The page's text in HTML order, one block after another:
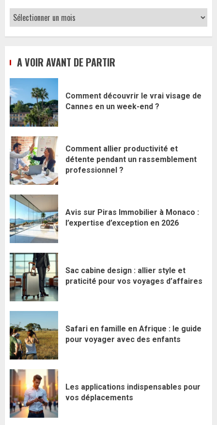
Archives
A VOIR AVANT DE PARTIR
Comment découvrir le vrai visage de
Cannes en un week-end ?
Comment allier productivité et
détente pendant un rassemblement
professionnel ?
Avis sur Piras Immobilier à Monaco :
l’expertise d’exception en 2026
Sac cabine design : allier style et
praticité pour vos voyages d’affaires
Safari en famille en Afrique : le guide
pour voyager avec des enfants
Les applications indispensables pour
vos déplacements